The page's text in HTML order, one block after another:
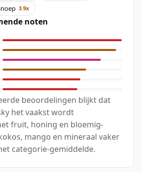
3.9x
noten
beoordelingen blijkt dat
het vaakst wordt
fruit, honing en bloemig-
mango en mineraal vaker
categorie-gemiddelde.